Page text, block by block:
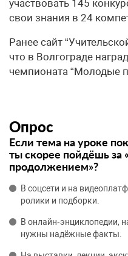
участвовать 145
свои знания в 24
Ранее сайт
что в Волгограде
чемпионата “Молодые
Опрос
Если тема на уроке
ты скорее пойдёшь за
продолжением»?
В соцсети и на
ролики и подборки.
В онлайн‑энциклопедии,
нужны надёжные факты.